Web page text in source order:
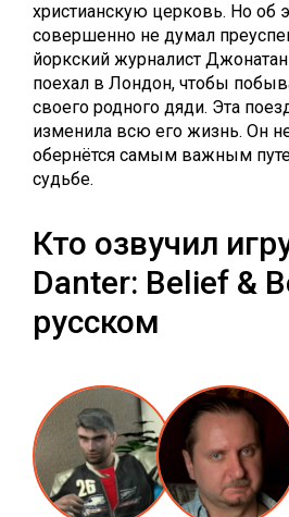
христианскую церковь. Но об
совершенно не думал
йоркский журналист
поехал в Лондон, чтобы
своего родного дяди. Эта
изменила всю его жизнь. Он
обернётся самым важным
судьбе.
Кто озвучил
Danter: Belief &
русском